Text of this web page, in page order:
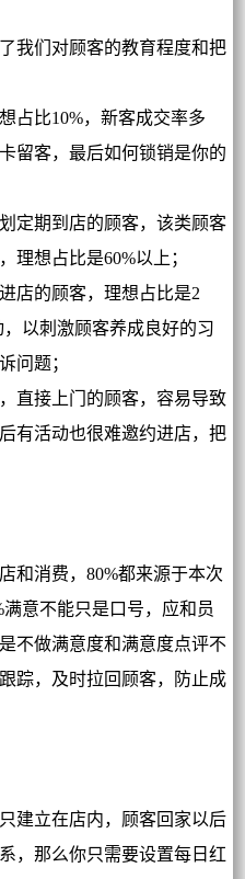
们对顾客的教育程度和把
比10%，新客成交率多
留客，最后如何锁销是你的
期到店的顾客，该类顾客
理想占比是60%以上；
的顾客，理想占比是2
以刺激顾客养成良好的习
问题；
接上门的顾客，容易导致
有活动也很难邀约进店，把
消费，80%都来源于本次
意不能只是口号，应和员
不做满意度和满意度点评不
踪，及时拉回顾客，防止成
立在店内，顾客回家以后
，那么你只需要设置每日红